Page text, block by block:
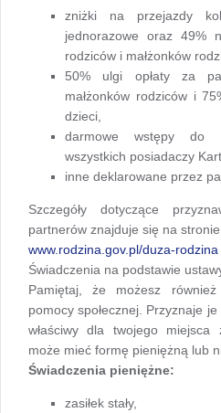
zniżki na przejazdy
jednorazowe oraz 49%
rodziców i małżonków
50% ulgi opłaty za
małżonków rodziców i
dzieci,
darmowe wstępy do
wszystkich posiadaczy
inne deklarowane przez
Szczegóły dotyczące
partnerów znajduje się na stronie
www.rodzina.gov.pl/duza-rodzina
Świadczenia na podstawie
Pamiętaj, że możesz
pomocy społecznej. Przyznaje
właściwy dla twojego miejsca
może mieć formę pieniężną lub
Świadczenia pieniężne:
zasiłek stały,